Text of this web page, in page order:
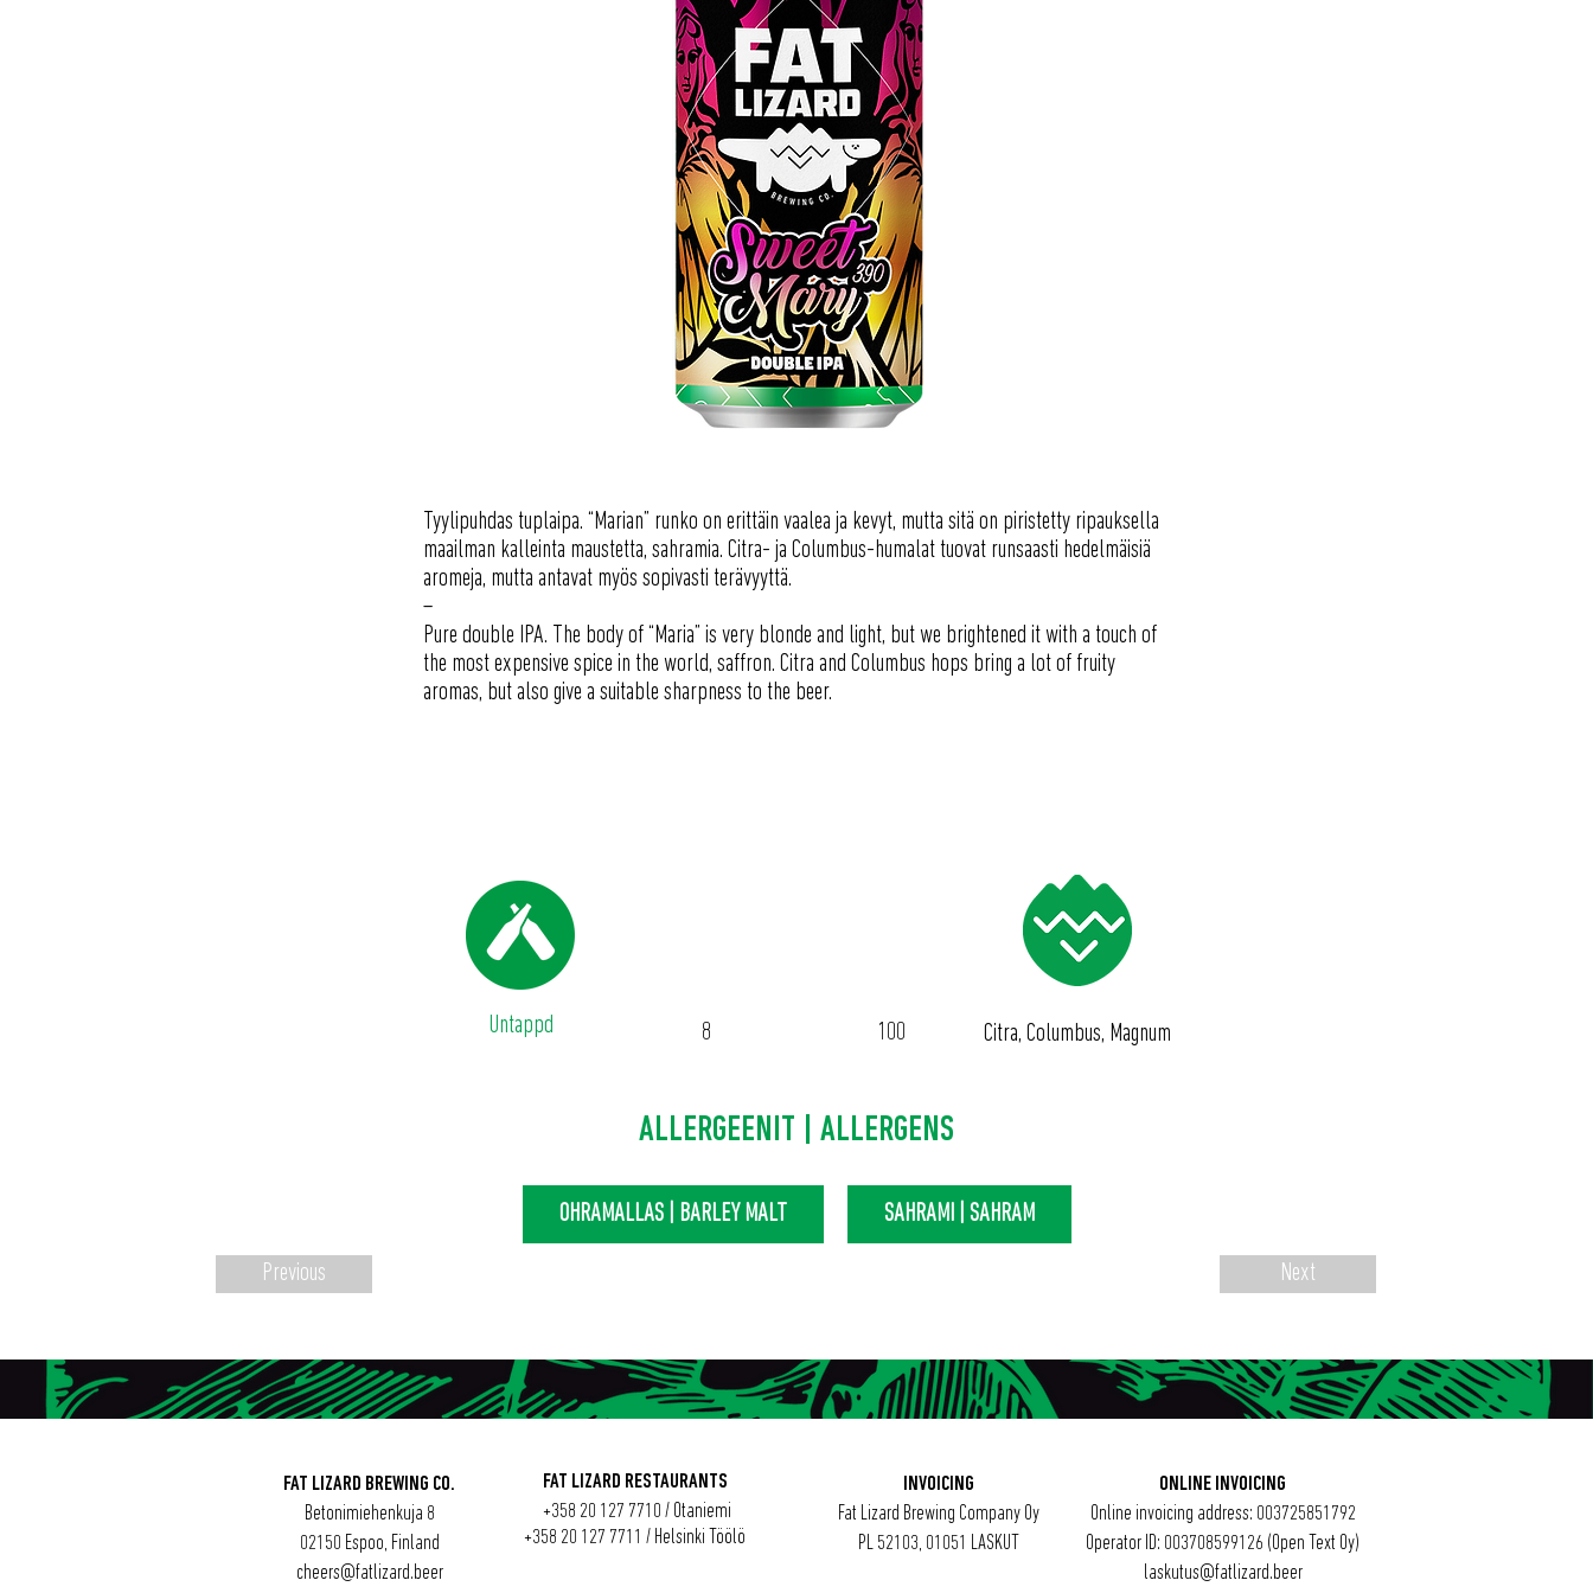
Tyylipuhdas tuplaipa. “Marian” runko on erittäin vaalea ja kevyt, mutta sitä on piristetty ripauksella
maailman kalleinta maustetta, sahramia. Citra- ja Columbus-humalat tuovat runsaasti hedelmäisiä
aromeja, mutta antavat myös sopivasti terävyyttä.
–
Pure double IPA. The body of “Maria” is very blonde and light, but we brightened it with a touch of
the most expensive spice in the world, saffron. Citra and Columbus hops bring a lot of fruity
aromas, but also give a suitable sharpness to the beer.
Untappd 8 100 Citra, Columbus, Magnum
ALLERGEENIT | ALLERGENS
OHRAMALLAS | BARLEY MALT SAHRAMI | SAHRAM
Previous Next
FAT LIZARD BREWING CO.
Betonimiehenkuja 8
02150 Espoo, Finland
cheers@fatlizard.beer
ONLINE INVOICING
Online invoicing address: 003725851792
Operator ID: 003708599126 (Open Text Oy)
laskutus@fatlizard.beer
FAT LIZARD RESTAURANTS
+358 20 127 7710 / Otaniemi
+358 20 127 7711 / Helsinki Töölö
INVOICING
Fat Lizard Brewing Company Oy
PL 52103, 01051 LASKUT